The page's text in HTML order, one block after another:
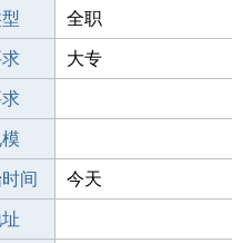
1人
全职
-
大专
间 今天
间